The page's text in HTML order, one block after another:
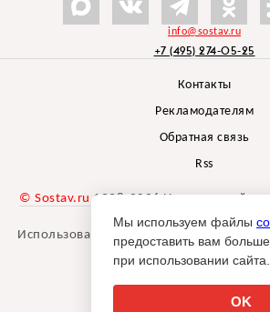
info@sostav.ru
+7 (495) 274-05-25
Контакты
Рекламодателям
Обратная связь
Rss
© Sostav.ru 1998-2026 Независимый
агентства Depot
Использование материалов Sostav.ru
указании источника.
Мы используем файлы
предоставить вам
при использовании сайта.
OK